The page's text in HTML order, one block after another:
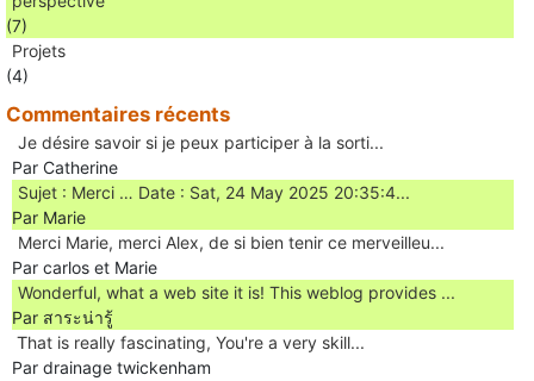
(7)
Projets
(4)
Commentaires récents
Je désire savoir si je peux participer à la sorti...
Par Catherine
Sujet : Merci … Date : Sat, 24 May 2025 20:35:4...
Par Marie
Merci Marie, merci Alex, de si bien tenir ce merveilleu...
Par carlos et Marie
Wonderful, what a web site it is! This weblog provides ...
Par สาระน่ารู้
Ꭲhat is really fascinating, You'rе a very skill...
Par drainage twickenham